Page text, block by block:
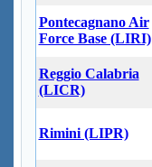
Pontecagnano Air
Force Base (LIRI)
Reggio Calabria
(LICR)
Rimini (LIPR)